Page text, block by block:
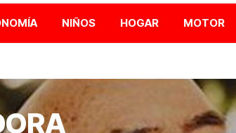
NIÑOS HOGAR MOTOR